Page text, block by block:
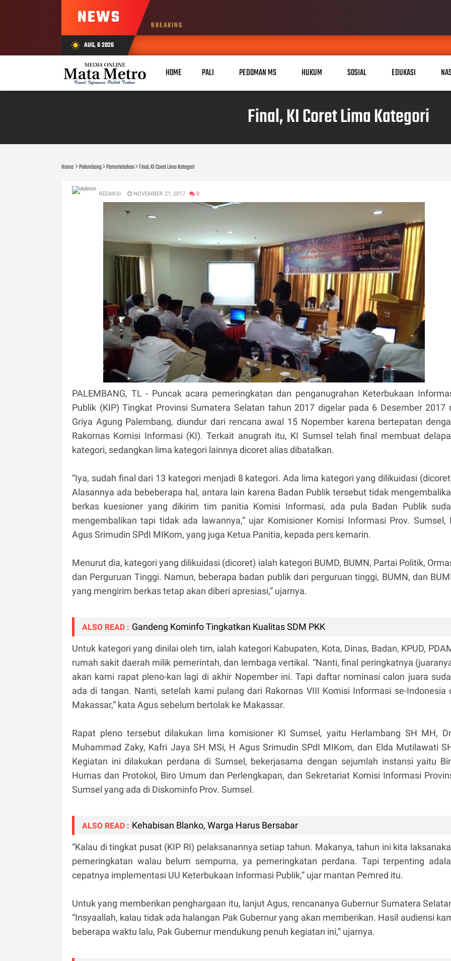
NEWS BREAKING
wb_sunny AUG, 6 2026
HOME PALI PEDOMAN MS HUKUM SOSIAL EDUKASI
Final, KI Coret Lima Kategori
Home Palembang Pemerintahan Final, KI Coret Lima Kategori
REDAKSI NOVEMBER 21, 2017 0
PALEMBANG, TL - Puncak acara pemeringkatan dan penganugrahan Keterbukaan
Publik (KIP) Tingkat Provinsi Sumatera Selatan tahun 2017 digelar pada 6 Desember 2017
Griya Agung Palembang, diundur dari rencana awal 15 Nopember karena bertepatan
Rakornas Komisi Informasi (KI). Terkait anugrah itu, KI Sumsel telah final membuat
kategori, sedangkan lima kategori lainnya dicoret alias dibatalkan.
“Iya, sudah final dari 13 kategori menjadi 8 kategori. Ada lima kategori yang dilikuidasi
Alasannya ada bebeberapa hal, antara lain karena Badan Publik tersebut tidak
berkas kuesioner yang dikirim tim panitia Komisi Informasi, ada pula Badan Publik
mengembalikan tapi tidak ada lawannya,” ujar Komisioner Komisi Informasi Prov. Sumsel,
Agus Srimudin SPdI MIKom, yang juga Ketua Panitia, kepada pers kemarin.
Menurut dia, kategori yang dilikuidasi (dicoret) ialah kategori BUMD, BUMN, Partai Politik,
dan Perguruan Tinggi. Namun, beberapa badan publik dari perguruan tinggi, BUMN, dan
yang mengirim berkas tetap akan diberi apresiasi,” ujarnya.
ALSO READ : Gandeng Kominfo Tingkatkan Kualitas SDM PKK
Untuk kategori yang dinilai oleh tim, ialah kategori Kabupaten, Kota, Dinas, Badan, KPUD,
rumah sakit daerah milik pemerintah, dan lembaga vertikal. “Nanti, final peringkatnya
akan kami rapat pleno-kan lagi di akhir Nopember ini. Tapi daftar nominasi calon juara
ada di tangan. Nanti, setelah kami pulang dari Rakornas VIII Komisi Informasi se-Indonesia
Makassar,” kata Agus sebelum bertolak ke Makassar.
Rapat pleno tersebut dilakukan lima komisioner KI Sumsel, yaitu Herlambang SH MH,
Muhammad Zaky, Kafri Jaya SH MSi, H Agus Srimudin SPdI MIKom, dan Elda Mutilawati
Kegiatan ini dilakukan perdana di Sumsel, bekerjasama dengan sejumlah instansi yaitu
Humas dan Protokol, Biro Umum dan Perlengkapan, dan Sekretariat Komisi Informasi
Sumsel yang ada di Diskominfo Prov. Sumsel.
ALSO READ : Kehabisan Blanko, Warga Harus Bersabar
“Kalau di tingkat pusat (KIP RI) pelaksanannya setiap tahun. Makanya, tahun ini kita
pemeringkatan walau belum sempurna, ya pemeringkatan perdana. Tapi terpenting
cepatnya implementasi UU Keterbukaan Informasi Publik,” ujar mantan Pemred itu.
Untuk yang memberikan penghargaan itu, lanjut Agus, rencananya Gubernur Sumatera
“Insyaallah, kalau tidak ada halangan Pak Gubernur yang akan memberikan. Hasil audiensi
beberapa waktu lalu, Pak Gubernur mendukung penuh kegiatan ini,” ujarnya.